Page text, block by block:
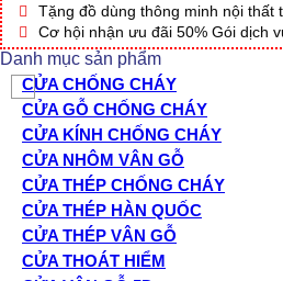
Tặng đồ dùng thông minh nội thất
Cơ hội nhận ưu đãi 50% Gói dịch
Danh mục sản phẩm
CỬA CHỐNG CHÁY
CỬA GỖ CHỐNG CHÁY
CỬA KÍNH CHỐNG CHÁY
CỬA NHÔM VÂN GỖ
CỬA THÉP CHỐNG CHÁY
CỬA THÉP HÀN QUỐC
CỬA THÉP VÂN GỖ
CỬA THOÁT HIỂM